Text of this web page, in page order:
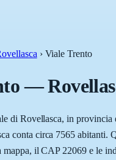
› Viale Trento
—
di Rovellasca, in
conta circa 7565 abitanti.
mappa, il CAP 22069 e le